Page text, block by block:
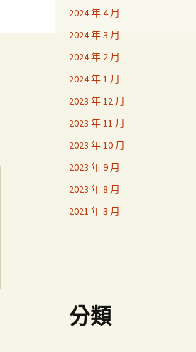
2024 年 4 月
2024 年 3 月
2024 年 2 月
2024 年 1 月
2023 年 12 月
2023 年 11 月
2023 年 10 月
2023 年 9 月
2023 年 8 月
2021 年 3 月
分類